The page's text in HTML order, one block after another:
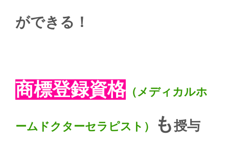
ができる！
商標登録資格 （メディカルホ
ームドクターセラピスト） も授与